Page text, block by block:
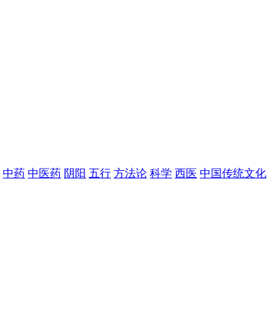
中药 中医药 阴阳 五行 方法论 科学 西医 中国传统文化